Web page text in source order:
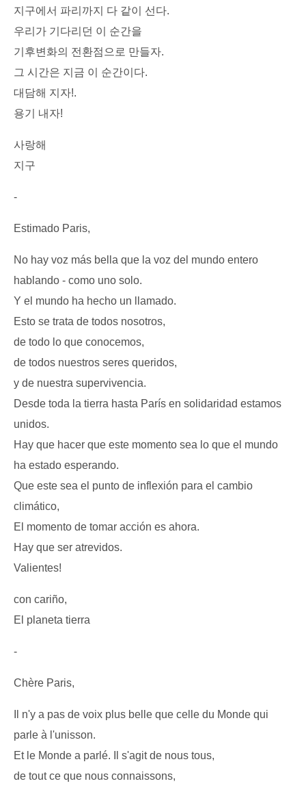
지구에서 파리까지 다 같이 선다.
우리가 기다리던 이 순간을
기후변화의 전환점으로 만들자.
그 시간은 지금 이 순간이다.
대담해 지자!.
용기 내자!
사랑해
지구
-
Estimado Paris,
No hay voz más bella que la voz del mundo entero
hablando - como uno solo.
Y el mundo ha hecho un llamado.
Esto se trata de todos nosotros,
de todo lo que conocemos,
de todos nuestros seres queridos,
y de nuestra supervivencia.
Desde toda la tierra hasta París en solidaridad estamos
unidos.
Hay que hacer que este momento sea lo que el mundo
ha estado esperando.
Que este sea el punto de inflexión para el cambio
climático,
El momento de tomar acción es ahora.
Hay que ser atrevidos.
Valientes!
con cariño,
El planeta tierra
-
Chère Paris,
Il n'y a pas de voix plus belle que celle du Monde qui
parle à l'unisson.
Et le Monde a parlé. Il s'agit de nous tous,
de tout ce que nous connaissons,